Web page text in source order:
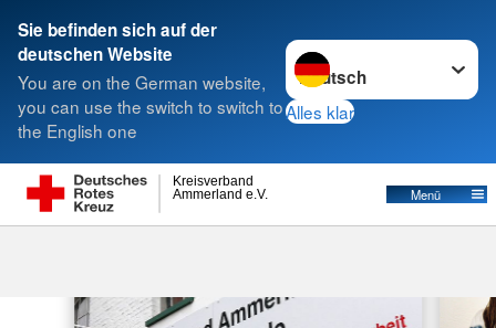
Sie befinden sich auf der
deutschen Website
You are on the German website,
you can use the switch to switch to
the English one
Sprache wechseln zu
Alles klar
Ammerland e.V.
Kreisverband
Menü
Suche